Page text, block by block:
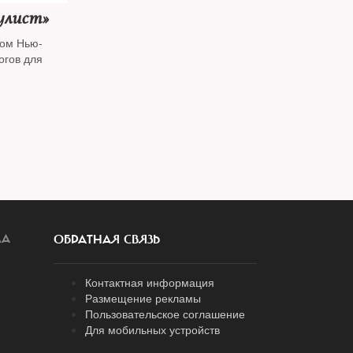
Нью-
для
ОБРАТНАЯ СВЯЗЬ
Контактная информация
Размещение рекламы
Пользовательское соглашение
Для мобильных устройств